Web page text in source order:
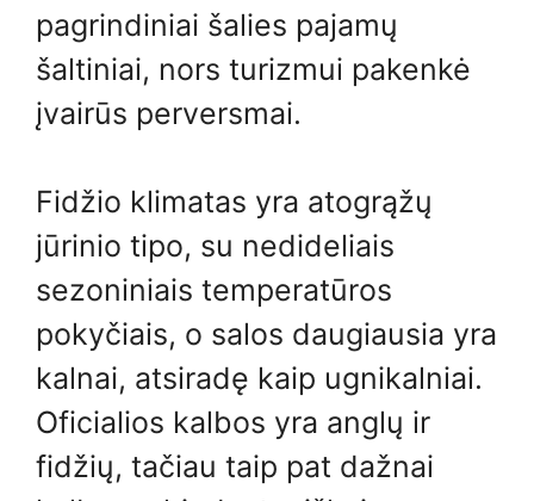
pagrindiniai šalies pajamų
šaltiniai, nors turizmui pakenkė
įvairūs perversmai.
Fidžio klimatas yra atogrąžų
jūrinio tipo, su nedideliais
sezoniniais temperatūros
pokyčiais, o salos daugiausia yra
kalnai, atsiradę kaip ugnikalniai.
Oficialios kalbos yra anglų ir
fidžių, tačiau taip pat dažnai